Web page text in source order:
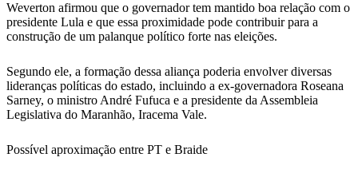
Weverton afirmou que o governador tem mantido boa relação com o
presidente Lula e que essa proximidade pode contribuir para a
construção de um palanque político forte nas eleições.
Segundo ele, a formação dessa aliança poderia envolver diversas
lideranças políticas do estado, incluindo a ex-governadora Roseana
Sarney, o ministro André Fufuca e a presidente da Assembleia
Legislativa do Maranhão, Iracema Vale.
Possível aproximação entre PT e Braide